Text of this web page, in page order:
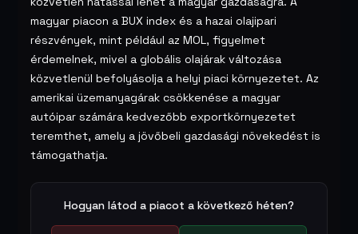
magyar piacon a BUX index és a hazai olajipari
részvények, mint például az MOL, figyelmet
érdemelnek, mivel a globális olajárak változása
közvetlenül befolyásolja a helyi piaci környezetet. Az
amerikai üzemanyagárak csökkenése a magyar
autóipar számára kedvezőbb exportkörnyezetet
teremthet, amely a jövőbeli gazdasági növekedést is
támogathatja.
Hogyan látod a piacot a következő héten?